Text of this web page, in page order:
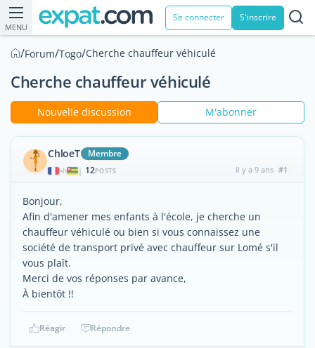
MENU
Se connecter S'inscrire
/Forum/Togo/Cherche chauffeur véhiculé
Cherche chauffeur véhiculé
Nouvelle discussion M'abonner
ChloeT Membre
| 12POSTS il y a 9 ans #1
Bonjour,
Afin d'amener mes enfants à l'école, je cherche un
chauffeur véhiculé ou bien si vous connaissez une
société de transport privé avec chauffeur sur Lomé s'il
vous plaît.
Merci de vos réponses par avance,
À bientôt !!
Réagir Répondre